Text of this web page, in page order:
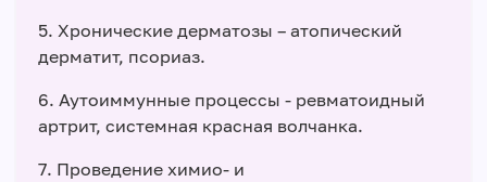
5. Хронические дерматозы – атопический
дерматит, псориаз.
6. Аутоиммунные процессы - ревматоидный
артрит, системная красная волчанка.
7. Проведение химио- и